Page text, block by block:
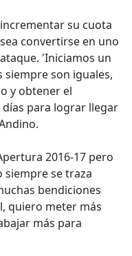
su cuota
convertirse en uno
'Iniciamos un
son iguales,
y obtener el
para lograr llegar
2016-17 pero
siempre se traza
bendiciones
quiero meter más
más para